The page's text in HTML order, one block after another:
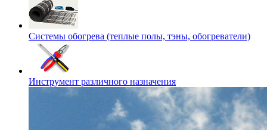
Системы обогрева (теплые полы, тэны, обогреватели)
Инструмент различного назначения